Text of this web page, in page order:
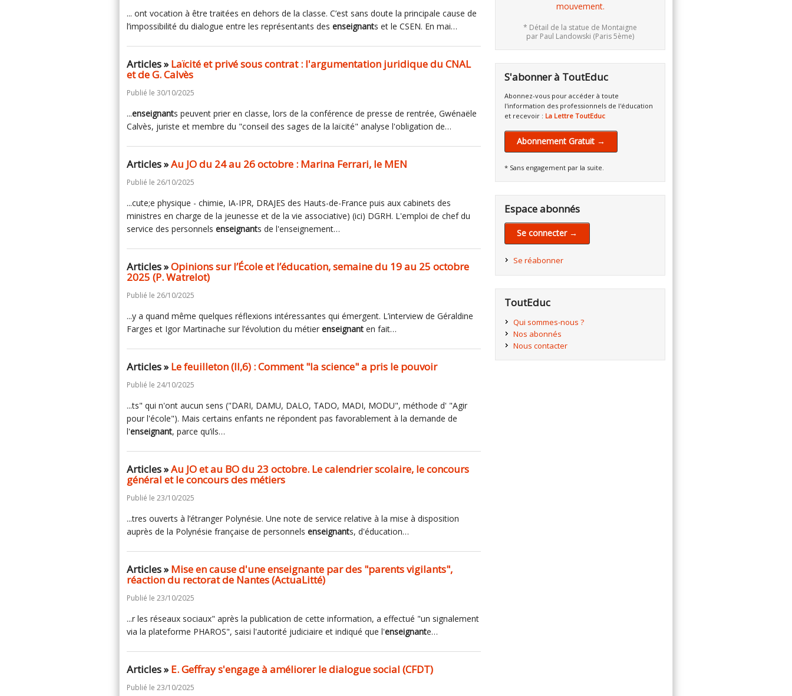
... ont vocation à être traitées en dehors de la classe. C’est sans doute la principale cause de
l’impossibilité du dialogue entre les représentants des enseignants et le CSEN. En mai…
Articles »Laïcité et privé sous contrat : l'argumentation juridique du CNAL
et de G. Calvès
Publié le 30/10/2025
...enseignants peuvent prier en classe, lors de la conférence de presse de rentrée, Gwénaële
Calvès, juriste et membre du "conseil des sages de la laïcité" analyse l'obligation de…
Articles »Au JO du 24 au 26 octobre : Marina Ferrari, le MEN
Publié le 26/10/2025
...cute;e physique - chimie, IA-IPR, DRAJES des Hauts-de-France puis aux cabinets des
ministres en charge de la jeunesse et de la vie associative) (ici) DGRH. L'emploi de chef du
service des personnels enseignants de l'enseignement…
Articles »Opinions sur l’École et l’éducation, semaine du 19 au 25 octobre
2025 (P. Watrelot)
Publié le 26/10/2025
...y a quand même quelques réflexions intéressantes qui émergent. L’interview de Géraldine
Farges et Igor Martinache sur l’évolution du métier enseignant en fait…
Articles »Le feuilleton (II,6) : Comment "la science" a pris le pouvoir
Publié le 24/10/2025
...ts" qui n'ont aucun sens ("DARI, DAMU, DALO, TADO, MADI, MODU", méthode d' "Agir
pour l'école"). Mais certains enfants ne répondent pas favorablement à la demande de
l'enseignant, parce qu’ils…
Articles »Au JO et au BO du 23 octobre. Le calendrier scolaire, le concours
général et le concours des métiers
Publié le 23/10/2025
...tres ouverts à l’étranger Polynésie. Une note de service relative à la mise à disposition
auprès de la Polynésie française de personnels enseignants, d'éducation…
Articles »Mise en cause d'une enseignante par des "parents vigilants",
réaction du rectorat de Nantes (ActuaLitté)
Publié le 23/10/2025
...r les réseaux sociaux" après la publication de cette information, a effectué "un signalement
via la plateforme PHAROS", saisi l'autorité judiciaire et indiqué que l'enseignante…
Articles »E. Geffray s'engage à améliorer le dialogue social (CFDT)
Publié le 23/10/2025
mouvement.
* Détail de la statue de Montaigne
par Paul Landowski (Paris 5ème)
S'abonner à ToutEduc
Abonnez-vous pour accéder à toute
l'information des professionnels de l'éducation
et recevoir : La Lettre ToutEduc
Abonnement Gratuit →
* Sans engagement par la suite.
Espace abonnés
Se connecter →
Se réabonner
ToutEduc
Qui sommes-nous ?
Nos abonnés
Nous contacter